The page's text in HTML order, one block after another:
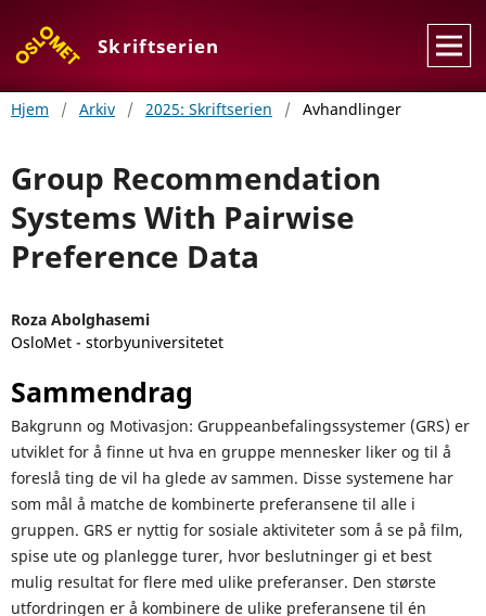
Skriftserien
Hjem / Arkiv / 2025: Skriftserien / Avhandlinger
Group Recommendation
Systems With Pairwise
Preference Data
Roza Abolghasemi
OsloMet - storbyuniversitetet
Sammendrag
Bakgrunn og Motivasjon: Gruppeanbefalingssystemer (GRS) er
utviklet for å finne ut hva en gruppe mennesker liker og til å
foreslå ting de vil ha glede av sammen. Disse systemene har
som mål å matche de kombinerte preferansene til alle i
gruppen. GRS er nyttig for sosiale aktiviteter som å se på film,
spise ute og planlegge turer, hvor beslutninger gi et best
mulig resultat for flere med ulike preferanser. Den største
utfordringen er å kombinere de ulike preferansene til én